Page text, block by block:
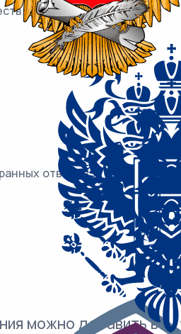
образуется 2 моль
ответов.
можно добавить в